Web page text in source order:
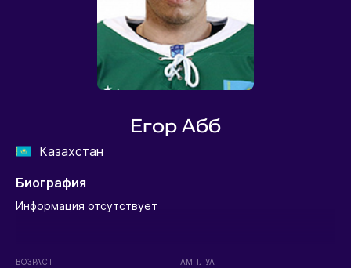
Егор Абб
Казахстан
Биография
Информация отсутствует
ВОЗРАСТ АМПЛУА